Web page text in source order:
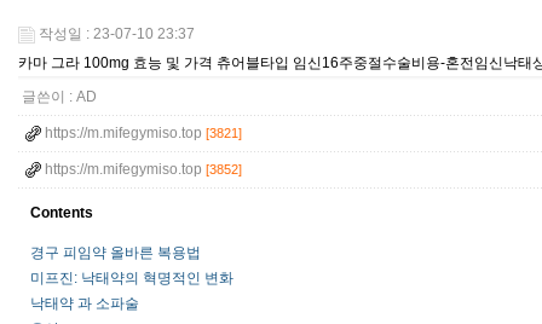
작성일 : 23-07-10 23:37
카마 그라 100mg 효능 및 가격 츄어블타입 임신16주중절수술비용-혼전임신낙태
글쓴이 : AD
https://m.mifegymiso.top [3821]
https://m.mifegymiso.top [3852]
Contents
경구 피임약 올바른 복용법
미프진: 낙태약의 혁명적인 변화
낙태약 과 소파술